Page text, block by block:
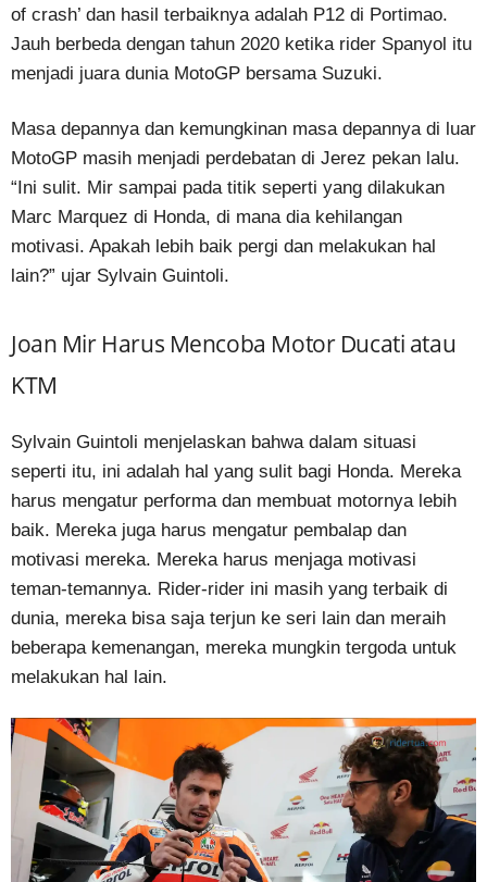
of crash’ dan hasil terbaiknya adalah P12 di Portimao.
Jauh berbeda dengan tahun 2020 ketika rider Spanyol itu
menjadi juara dunia MotoGP bersama Suzuki.
Masa depannya dan kemungkinan masa depannya di luar
MotoGP masih menjadi perdebatan di Jerez pekan lalu.
“Ini sulit. Mir sampai pada titik seperti yang dilakukan
Marc Marquez di Honda, di mana dia kehilangan
motivasi. Apakah lebih baik pergi dan melakukan hal
lain?” ujar Sylvain Guintoli.
Joan Mir Harus Mencoba Motor Ducati atau
KTM
Sylvain Guintoli menjelaskan bahwa dalam situasi
seperti itu, ini adalah hal yang sulit bagi Honda. Mereka
harus mengatur performa dan membuat motornya lebih
baik. Mereka juga harus mengatur pembalap dan
motivasi mereka. Mereka harus menjaga motivasi
teman-temannya. Rider-rider ini masih yang terbaik di
dunia, mereka bisa saja terjun ke seri lain dan meraih
beberapa kemenangan, mereka mungkin tergoda untuk
melakukan hal lain.